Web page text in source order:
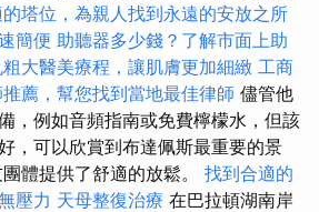
塔位，為親人找到永遠的安放之所
簡便 助聽器多少錢？了解市面上助
大醫美療程，讓肌膚更加細緻 工商
薦，幫您找到當地最佳律師 儘管他
，例如音頻指南或免費檸檬水，但該
，可以欣賞到布達佩斯最重要的景
體提供了舒適的放鬆。 找到合適的
壓力 天母整復治療 在巴拉頓湖南岸